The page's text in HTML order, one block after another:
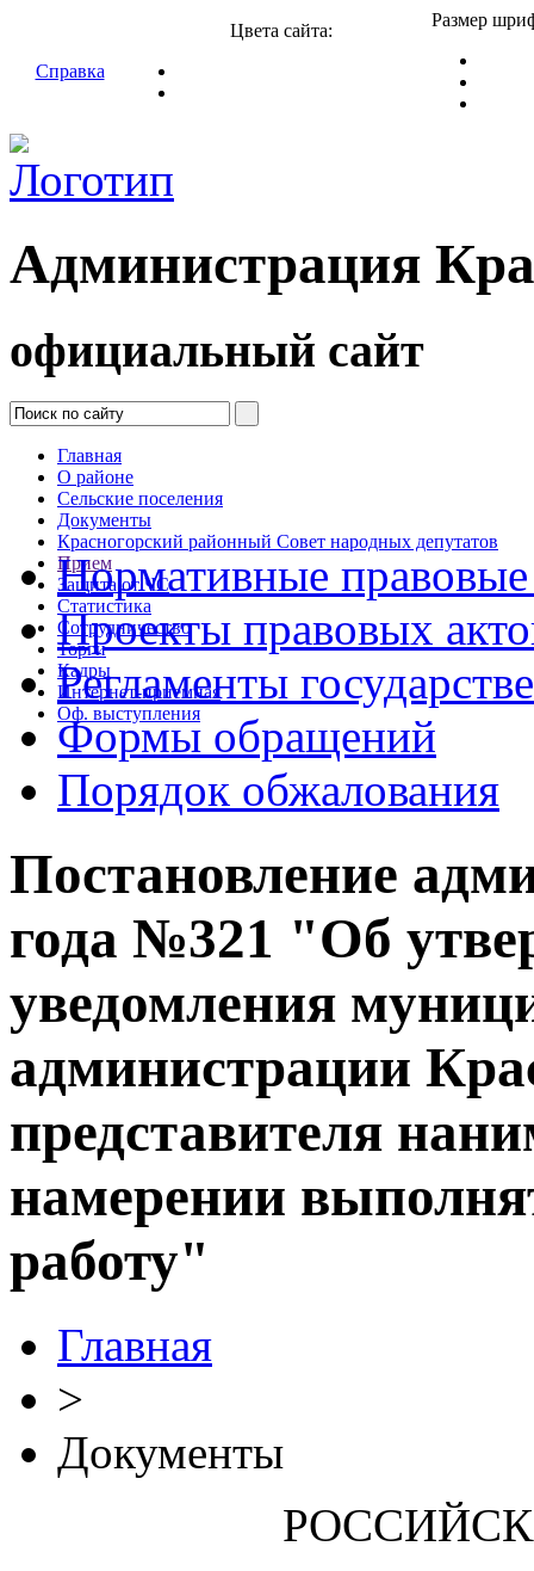
Справка
Цвета сайта:
Размер
Администрация
официальный сайт
Главная
О районе
Сельские поселения
Документы
Красногорский районный Совет народных депутатов
Прием
Защита от ЧС
Статистика
Сотрудничество
Торги
Кадры
Интернет-приемная
Оф. выступления
Нормативные
Проекты правовых
Регламенты
Формы обращений
Порядок обжалования
Постановление
года №321 "Об
уведомления
администрации
представителя
намерении
работу"
Главная
>
Документы